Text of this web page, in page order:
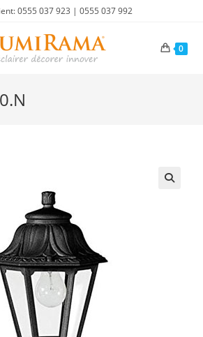
0555 037 923 | 0555 037 992
0